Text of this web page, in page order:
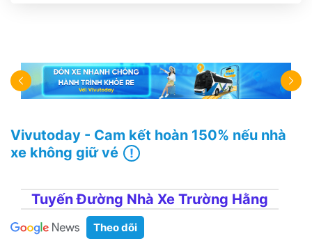
Vivutoday - Cam kết hoàn 150% nếu nhà
xe không giữ vé
Tuyến Đường Nhà Xe Trường Hằng
Theo dõi